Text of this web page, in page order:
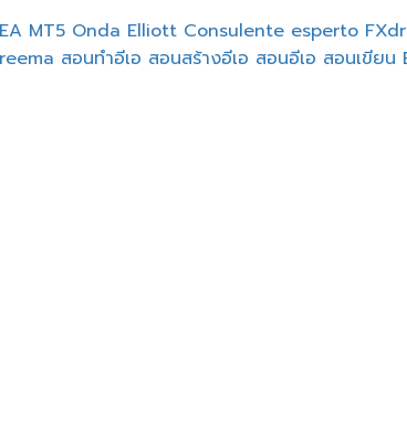
EA MT5 Onda Elliott Consulente esperto
สอนทำอีเอ สอนสร้างอีเอ สอนอีเอ สอนเขียน